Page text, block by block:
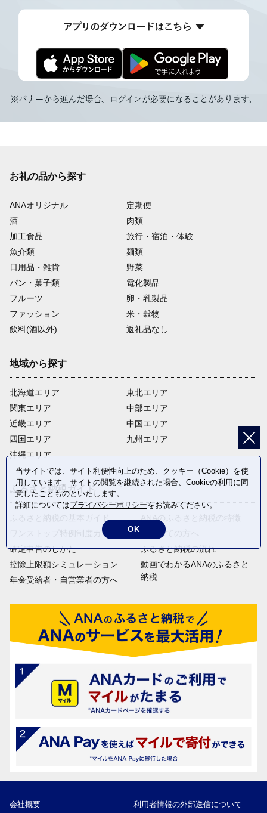
お礼の品から探す
ANAオリジナル
定期便
酒
肉類
加工食品
旅行・宿泊・体験
魚介類
麺類
日用品・雑貨
野菜
パン・菓子類
電化製品
フルーツ
卵・乳製品
ファッション
米・穀物
飲料(酒以外)
返礼品なし
地域から探す
北海道エリア
関東エリア
近畿エリア
四国エリア
沖縄エリア
東北エリア
中部エリア
中国エリア
九州エリア
ふるさと納税ガイド
ふるさと納税の基本ガイド
ワンストップ特例制度ガイド
確定申告のしかた
控除上限額シミュレーション
年金受給者・自営業者の方へ
ANAのふるさと納税の特徴
はじめての方へ
ふるさと納税の流れ
動画でわかるANAのふるさと
納税
会社概要 利用者情報の外部送信について
当サイトでは、サイト利便性向上のため、クッキー（Cookie）を使
用しています。サイトの閲覧を継続された場合、Cookieの利用に同
意したことものといたします。
詳細についてはプライバシーポリシーをお読みください。
OK